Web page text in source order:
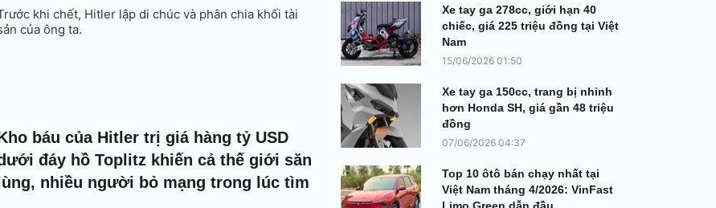
khi chết, Hitler lập di chúc và phân chia khối tài
của ông ta.
báu của Hitler trị giá hàng tỷ USD
đáy hồ Toplitz khiến cả thế giới săn
lùng, nhiều người bỏ mạng trong lúc tìm
Xe tay ga 278cc, giới hạn 40
chiếc, giá 225 triệu đồng tại Việt
Nam
15/06/2026 01:50
Xe tay ga 150cc, trang bị nhỉnh
hơn Honda SH, giá gần 48 triệu
đồng
07/06/2026 04:37
Top 10 ôtô bán chạy nhất tại
Việt Nam tháng 4/2026: VinFast